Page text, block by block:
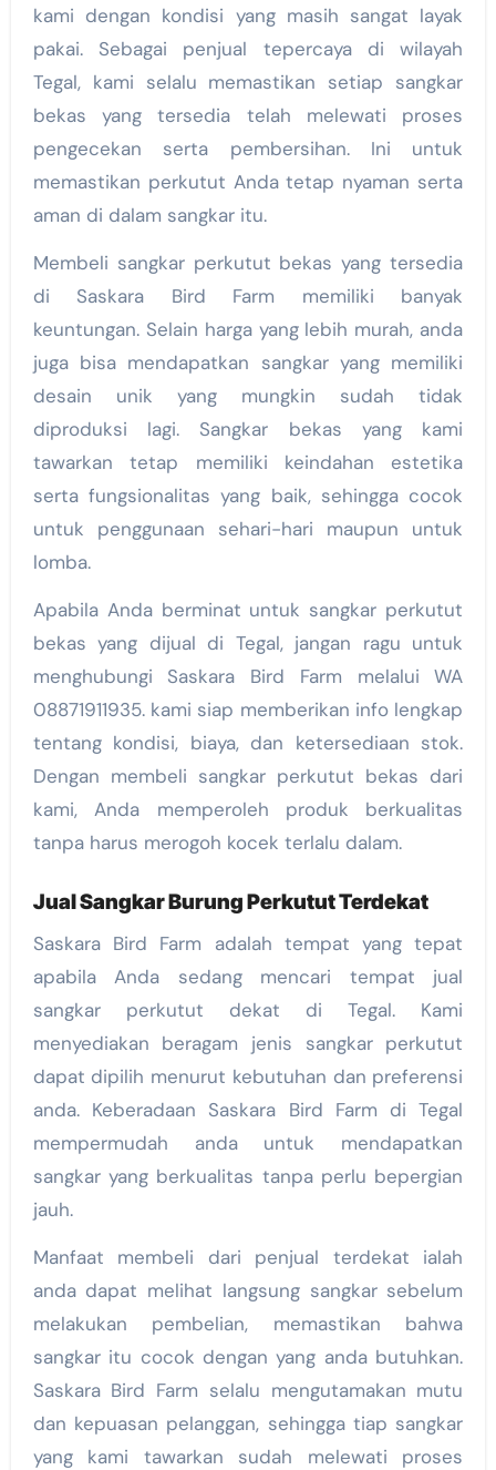
kami dengan kondisi yang masih sangat layak
pakai. Sebagai penjual tepercaya di wilayah
Tegal, kami selalu memastikan setiap sangkar
bekas yang tersedia telah melewati proses
pengecekan serta pembersihan. Ini untuk
memastikan perkutut Anda tetap nyaman serta
aman di dalam sangkar itu.
Membeli sangkar perkutut bekas yang tersedia
di Saskara Bird Farm memiliki banyak
keuntungan. Selain harga yang lebih murah, anda
juga bisa mendapatkan sangkar yang memiliki
desain unik yang mungkin sudah tidak
diproduksi lagi. Sangkar bekas yang kami
tawarkan tetap memiliki keindahan estetika
serta fungsionalitas yang baik, sehingga cocok
untuk penggunaan sehari-hari maupun untuk
lomba.
Apabila Anda berminat untuk sangkar perkutut
bekas yang dijual di Tegal, jangan ragu untuk
menghubungi Saskara Bird Farm melalui WA
08871911935. kami siap memberikan info lengkap
tentang kondisi, biaya, dan ketersediaan stok.
Dengan membeli sangkar perkutut bekas dari
kami, Anda memperoleh produk berkualitas
tanpa harus merogoh kocek terlalu dalam.
Jual Sangkar Burung Perkutut Terdekat
Saskara Bird Farm adalah tempat yang tepat
apabila Anda sedang mencari tempat jual
sangkar perkutut dekat di Tegal. Kami
menyediakan beragam jenis sangkar perkutut
dapat dipilih menurut kebutuhan dan preferensi
anda. Keberadaan Saskara Bird Farm di Tegal
mempermudah anda untuk mendapatkan
sangkar yang berkualitas tanpa perlu bepergian
jauh.
Manfaat membeli dari penjual terdekat ialah
anda dapat melihat langsung sangkar sebelum
melakukan pembelian, memastikan bahwa
sangkar itu cocok dengan yang anda butuhkan.
Saskara Bird Farm selalu mengutamakan mutu
dan kepuasan pelanggan, sehingga tiap sangkar
yang kami tawarkan sudah melewati proses